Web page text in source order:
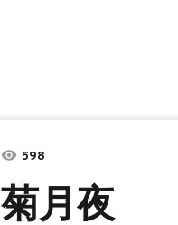
598
菊月夜